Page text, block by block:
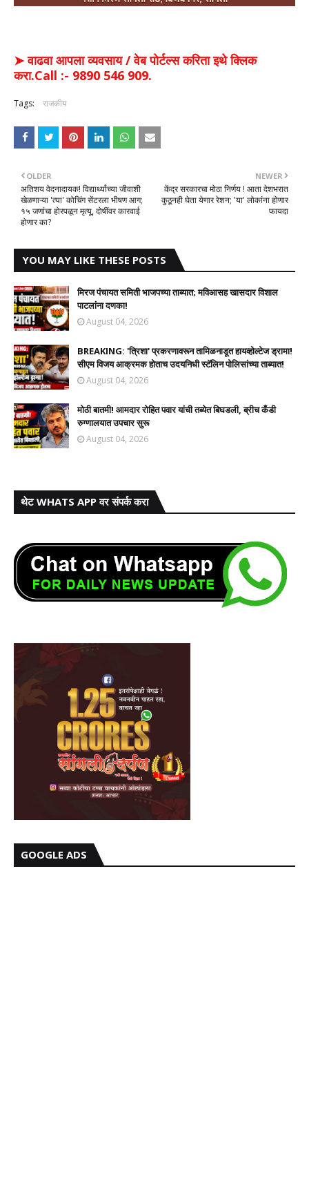
➤ वाढवा आपला व्यवसाय / वेब पोर्टल्स करिता इथे क्लिक
करा.Call :- 9890 546 909.
Tags: राजकीय
NEWER
केंद्र सरकारचा मोठा निर्णय ! आता देशभरात
कुठूनही घेता येणार रेशन; 'या' लोकांना होणार
फायदा
OLDER
अतिशय वेदनादायक! विद्यार्थ्यांच्या जीवाशी
खेळणाऱ्या 'त्या' कोचिंग सेंटरला भीषण आग;
१५ जणांचा होरपळून मृत्यू, दोषींवर कारवाई
होणार का?
YOU MAY LIKE THESE POSTS
मिरज पंचायत समिती भाजपच्या ताब्यात; मविआसह खासदार विशाल
पाटलांना दणका!
August 04, 2026
BREAKING: 'त्रिशा' प्रकरणावरून तामिळनाडूत हायव्होल्टेज ड्रामा!
सीएम विजय आक्रमक होताच उदयनिधी स्टॅलिन पोलिसांच्या ताब्यात!
August 04, 2026
मोठी बातमी! आमदार रोहित पवार यांची तब्येत बिघडली, ब्रीच कँडी
रुग्णालयात उपचार सुरू
August 04, 2026
थेट WHATS APP वर संपर्क करा
GOOGLE ADS